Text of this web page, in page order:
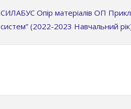
СИЛАБУС Опір матеріалів ОП
систем” (2022-2023 Навчальний